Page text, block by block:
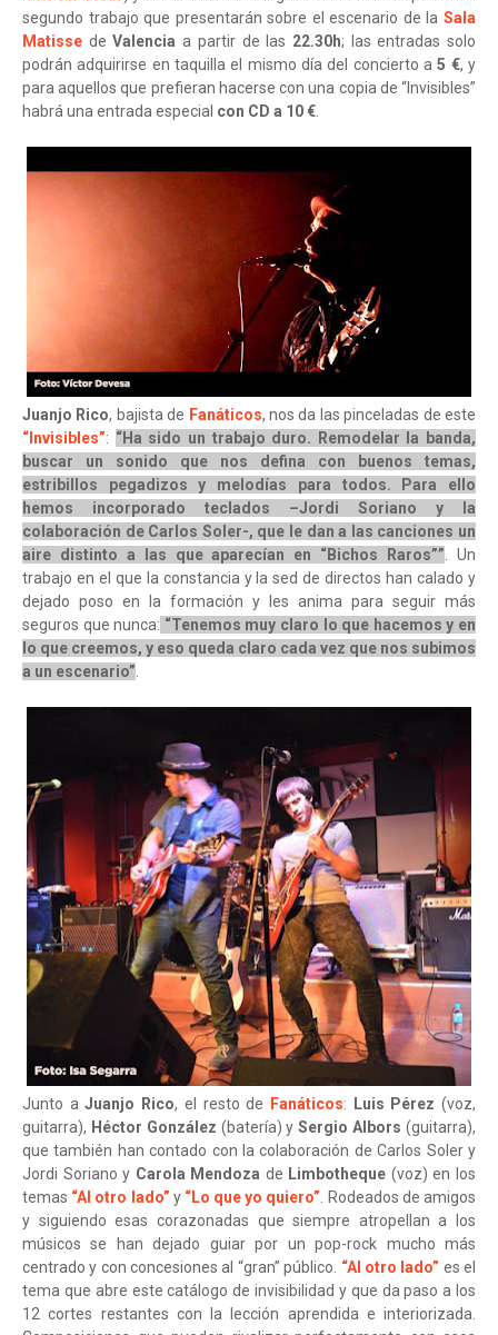
segundo trabajo que presentarán sobre el escenario de la Sala
Matisse deValencia a partir de las 22.30h; las entradas solo
podrán adquirirse en taquilla el mismo día del concierto a5 €, y
para aquellos que prefieran hacerse con una copia de “Invisibles”
habrá una entrada especial con CD a 10 €.
Juanjo Rico, bajista de Fanáticos, nos da las pinceladas de este
“Invisibles”: “Ha sido un trabajo duro. Remodelar la banda,
buscar un sonido que nos defina con buenos temas,
estribillos pegadizos y melodías para todos. Para ello
hemos incorporado teclados –Jordi Soriano y la
colaboración de Carlos Soler-, que le dan a las canciones un
aire distinto a las que aparecían en “Bichos Raros””. Un
trabajo en el que la constancia y la sed de directos han calado y
dejado poso en la formación y les anima para seguir más
seguros que nunca: “Tenemos muy claro lo que hacemos y en
lo que creemos, y eso queda claro cada vez que nos subimos
a un escenario”.
Junto aJuanjo Rico, el resto de Fanáticos: Luis Pérez (voz,
guitarra), Héctor González (batería) ySergio Albors (guitarra),
que también han contado con la colaboración de Carlos Soler y
Jordi Soriano y Carola Mendoza de Limbotheque (voz) en los
temas “Al otro lado” y “Lo que yo quiero”. Rodeados de amigos
y siguiendo esas corazonadas que siempre atropellan a los
músicos se han dejado guiar por un pop-rock mucho más
centrado y con concesiones al “gran” público. “Al otro lado” es el
tema que abre este catálogo de invisibilidad y que da paso a los
12 cortes restantes con la lección aprendida e interiorizada.